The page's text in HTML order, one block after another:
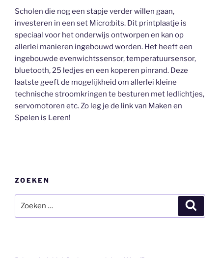
Scholen die nog een stapje verder willen gaan,
investeren in een set Micro:bits. Dit printplaatje is
speciaal voor het onderwijs ontworpen en kan op
allerlei manieren ingebouwd worden. Het heeft een
ingebouwde evenwichtssensor, temperatuursensor,
bluetooth, 25 ledjes en een koperen pinrand. Deze
laatste geeft de mogelijkheid om allerlei kleine
technische stroomkringen te besturen met ledlichtjes,
servomotoren etc. Zo leg je de link van Maken en
Spelen is Leren!
ZOEKEN
naar: